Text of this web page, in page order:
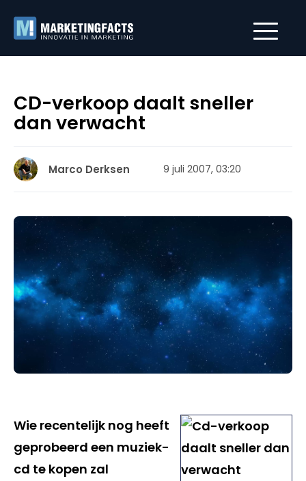
CD-verkoop daalt sneller
dan verwacht
Marco Derksen 9 juli 2007, 03:20
Wie recentelijk nog heeft
geprobeerd een muziek-
cd te kopen zal